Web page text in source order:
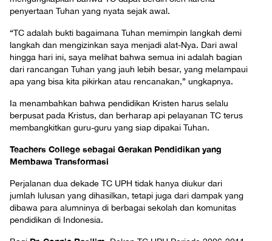
penyertaan Tuhan yang nyata sejak awal.
“TC adalah bukti bagaimana Tuhan memimpin langkah demi
langkah dan mengizinkan saya menjadi alat-Nya. Dari awal
hingga hari ini, saya melihat bahwa semua ini adalah bagian
dari rancangan Tuhan yang jauh lebih besar, yang melampaui
apa yang bisa kita pikirkan atau rencanakan,” ungkapnya.
Ia menambahkan bahwa pendidikan Kristen harus selalu
berpusat pada Kristus, dan berharap api pelayanan TC terus
membangkitkan guru-guru yang siap dipakai Tuhan.
Teachers College sebagai Gerakan Pendidikan yang
Membawa Transformasi
Perjalanan dua dekade TC UPH tidak hanya diukur dari
jumlah lulusan yang dihasilkan, tetapi juga dari dampak yang
dibawa para alumninya di berbagai sekolah dan komunitas
pendidikan di Indonesia.